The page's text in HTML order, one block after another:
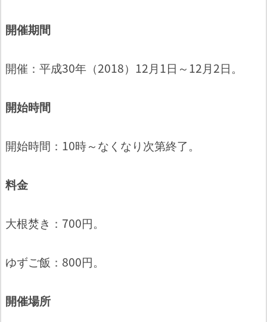
開催期間
開催：平成30年（2018）12月1日～12月2日。
開始時間
開始時間：10時～なくなり次第終了。
料金
大根焚き：700円。
ゆずご飯：800円。
開催場所